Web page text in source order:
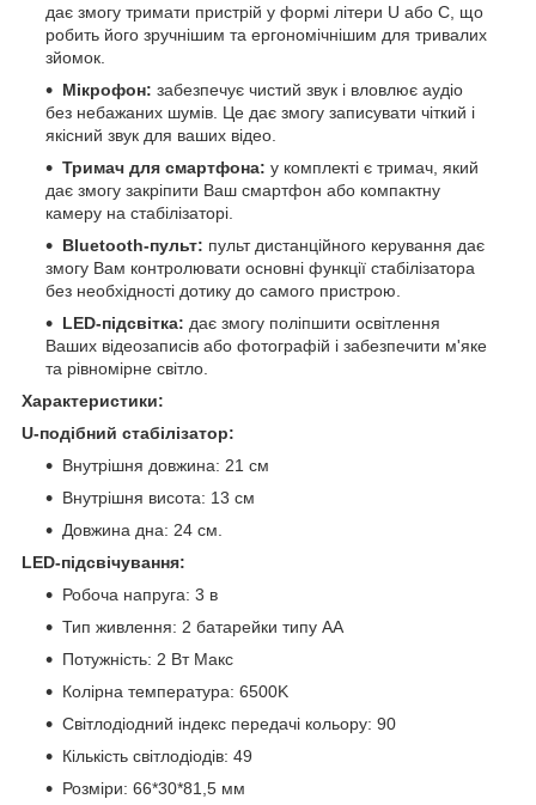
дає змогу тримати пристрій у формі літери U або C, що
робить його зручнішим та ергономічнішим для тривалих
зйомок.
Мікрофон: забезпечує чистий звук і вловлює аудіо
без небажаних шумів. Це дає змогу записувати чіткий і
якісний звук для ваших відео.
Тримач для смартфона: у комплекті є тримач, який
дає змогу закріпити Ваш смартфон або компактну
камеру на стабілізаторі.
Bluetooth-пульт: пульт дистанційного керування дає
змогу Вам контролювати основні функції стабілізатора
без необхідності дотику до самого пристрою.
LED-підсвітка: дає змогу поліпшити освітлення
Ваших відеозаписів або фотографій і забезпечити м'яке
та рівномірне світло.
Характеристики:
U-подібний стабілізатор:
Внутрішня довжина: 21 см
Внутрішня висота: 13 см
Довжина дна: 24 см.
LED-підсвічування:
Робоча напруга: 3 в
Тип живлення: 2 батарейки типу АА
Потужність: 2 Вт Макс
Колірна температура: 6500K
Світлодіодний індекс передачі кольору: 90
Кількість світлодіодів: 49
Розміри: 66*30*81,5 мм